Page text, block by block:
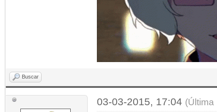
Buscar
03-03-2015, 17:04